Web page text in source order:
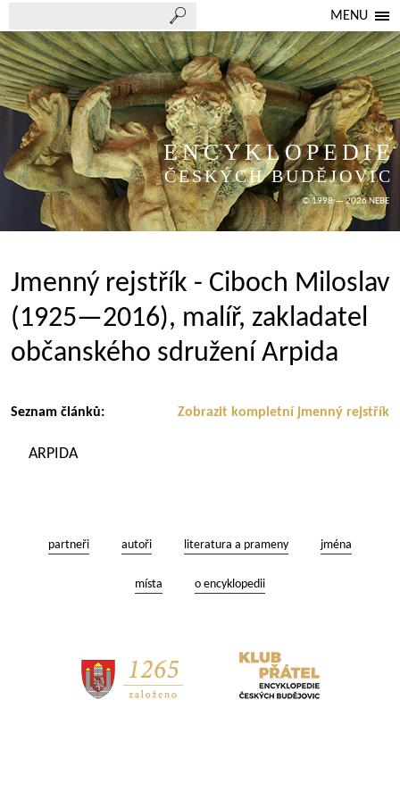
MENU
ENCYKLOPEDIE
ČESKÝCH BUDĚJOVIC
© 1998 — 2026 NEBE
Jmenný rejstřík - Ciboch Miloslav
(1925—2016), malíř, zakladatel
občanského sdružení Arpida
Zobrazit kompletní jmenný rejstřík
Seznam článků:
ARPIDA
partneři autoři literatura a prameny jména
místa o encyklopedii